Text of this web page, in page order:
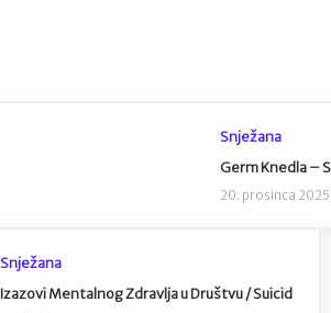
Snježana
Germ Knedla –
20. prosinca 2025
Snježana
Izazovi Mentalnog Zdravlja u Društvu / Suicid